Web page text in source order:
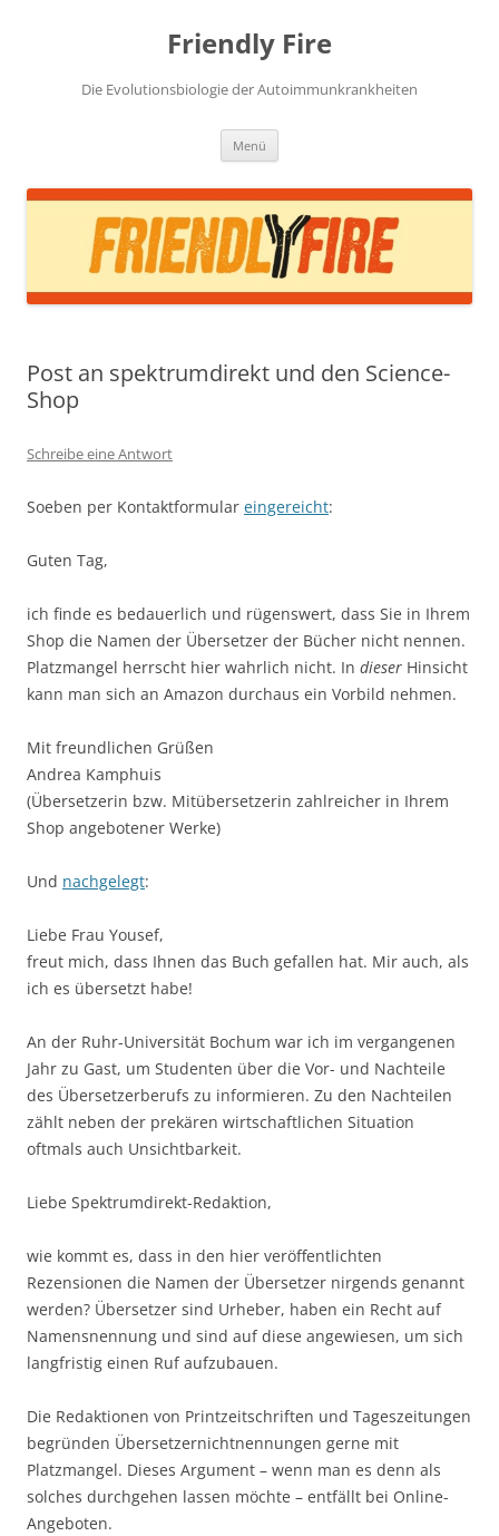
Friendly Fire
Die Evolutionsbiologie der Autoimmunkrankheiten
Menü
Post an spektrumdirekt und den Science-
Shop
Schreibe eine Antwort
Soeben per Kontaktformular eingereicht:
Guten Tag,
ich finde es bedauerlich und rügenswert, dass Sie in Ihrem
Shop die Namen der Übersetzer der Bücher nicht nennen.
Platzmangel herrscht hier wahrlich nicht. In dieser Hinsicht
kann man sich an Amazon durchaus ein Vorbild nehmen.
Mit freundlichen Grüßen
Andrea Kamphuis
(Übersetzerin bzw. Mitübersetzerin zahlreicher in Ihrem
Shop angebotener Werke)
Und nachgelegt:
Liebe Frau Yousef,
freut mich, dass Ihnen das Buch gefallen hat. Mir auch, als
ich es übersetzt habe!
An der Ruhr-Universität Bochum war ich im vergangenen
Jahr zu Gast, um Studenten über die Vor- und Nachteile
des Übersetzerberufs zu informieren. Zu den Nachteilen
zählt neben der prekären wirtschaftlichen Situation
oftmals auch Unsichtbarkeit.
Liebe Spektrumdirekt-Redaktion,
wie kommt es, dass in den hier veröffentlichten
Rezensionen die Namen der Übersetzer nirgends genannt
werden? Übersetzer sind Urheber, haben ein Recht auf
Namensnennung und sind auf diese angewiesen, um sich
langfristig einen Ruf aufzubauen.
Die Redaktionen von Printzeitschriften und Tageszeitungen
begründen Übersetzernichtnennungen gerne mit
Platzmangel. Dieses Argument – wenn man es denn als
solches durchgehen lassen möchte – entfällt bei Online-
Angeboten.